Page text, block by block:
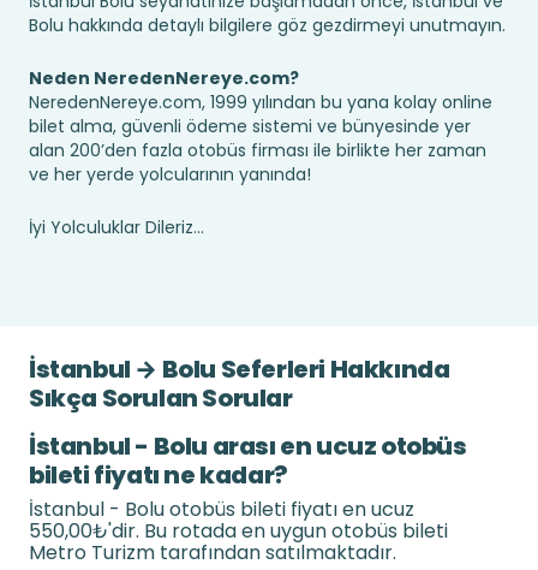
Bolu hakkında detaylı bilgilere göz gezdirmeyi unutmayın.
Neden NeredenNereye.com?
NeredenNereye.com, 1999 yılından bu yana kolay online
bilet alma, güvenli ödeme sistemi ve bünyesinde yer
alan 200’den fazla otobüs firması ile birlikte her zaman
ve her yerde yolcularının yanında!
İyi Yolculuklar Dileriz...
İstanbul → Bolu Seferleri Hakkında
Sıkça Sorulan Sorular
İstanbul - Bolu arası en ucuz otobüs
bileti fiyatı ne kadar?
İstanbul - Bolu otobüs bileti fiyatı en ucuz
550,00₺'dir. Bu rotada en uygun otobüs bileti
Metro Turizm tarafından satılmaktadır.